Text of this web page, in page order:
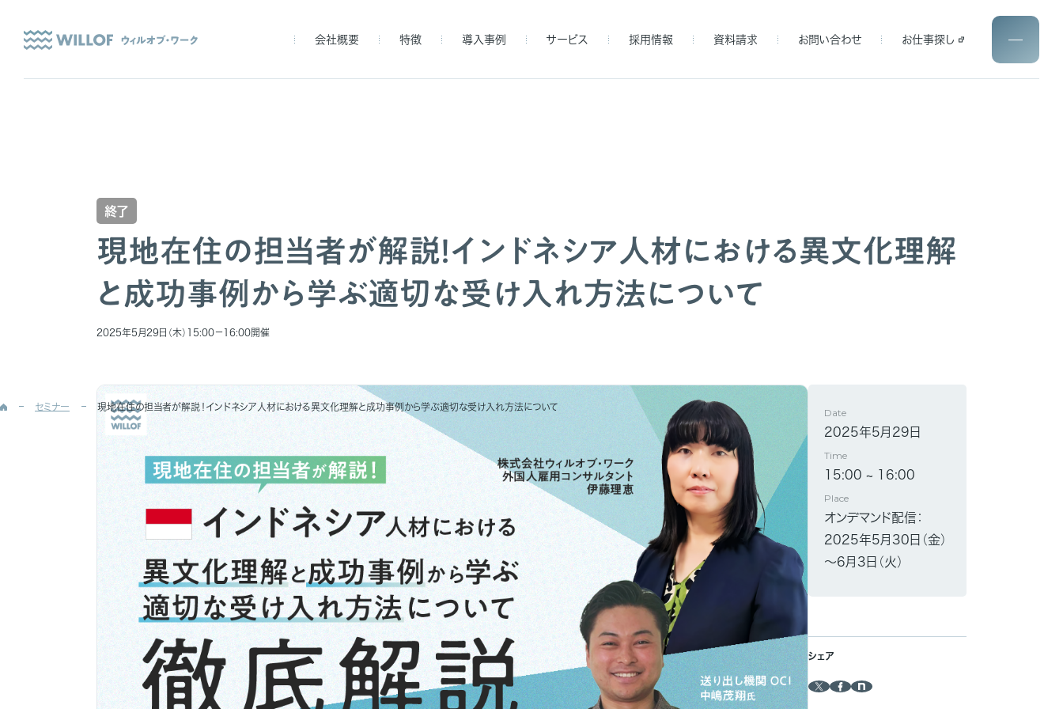
会社概要 特徴 導入事例 サービス 採用情報 資料請求 お問い合わせ お仕事探し
セミナー 現地在住の担当者が解説！インドネシア人材における異文化理解と成功事例から学ぶ適切な受け入れ方法について
終了
現地在住の担当者が解説！インドネシア人材における異文化理解
と成功事例から学ぶ適切な受け入れ方法について
2025年5月29日（木）15:00－16:00開催
Date
2025年5月29日
Time
15:00 ~ 16:00
Place
オンデマンド配信：
2025年5月30日（金）
～6月3日（火）
シェア